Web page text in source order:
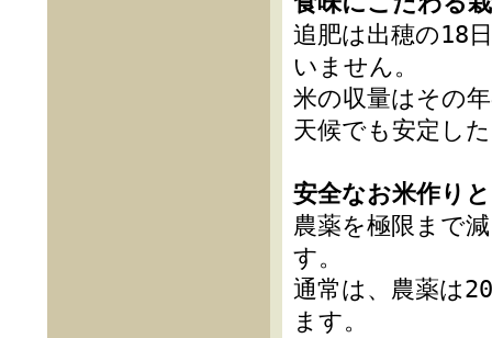
追肥は出穂の18
いません。
米の収量はその
天候でも安定し
安全なお米作り
農薬を極限まで
す。
通常は、農薬は
ます。